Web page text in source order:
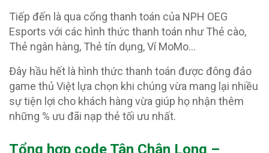
Tiếp đến là qua cổng thanh toán của NPH OEG
Esports với các hình thức thanh toán như Thẻ cào,
Thẻ ngân hàng, Thẻ tín dụng, Ví MoMo…
Đây hầu hết là hình thức thanh toán được đông đảo
game thủ Việt lựa chọn khi chúng vừa mang lại nhiều
sự tiện lợi cho khách hàng vừa giúp họ nhận thêm
những % ưu đãi nạp thẻ tối ưu nhất.
Tổng hợp code Tân Chân Long –